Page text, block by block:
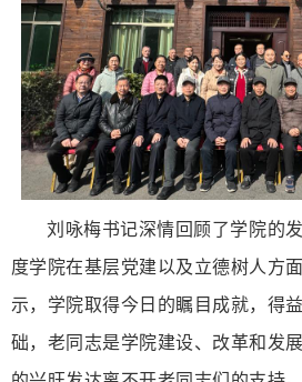
刘咏梅书记深情回顾了学院的
度学院在基层党建以及立德树人方
示，学院取得今日的瞩目成就，得
础，老同志是学院建设、改革和发